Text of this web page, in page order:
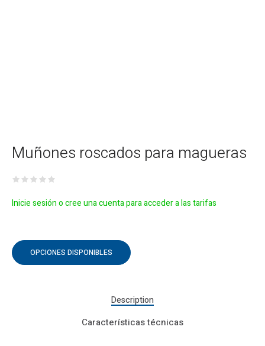
Muñones roscados para magueras
Inicie sesión o cree una cuenta para acceder a las tarifas
OPCIONES DISPONIBLES
Description
Características técnicas